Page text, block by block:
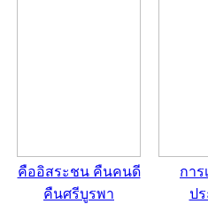
คืออิสระชน คืนคนดี
คืนศรีบูรพา
การ
ป